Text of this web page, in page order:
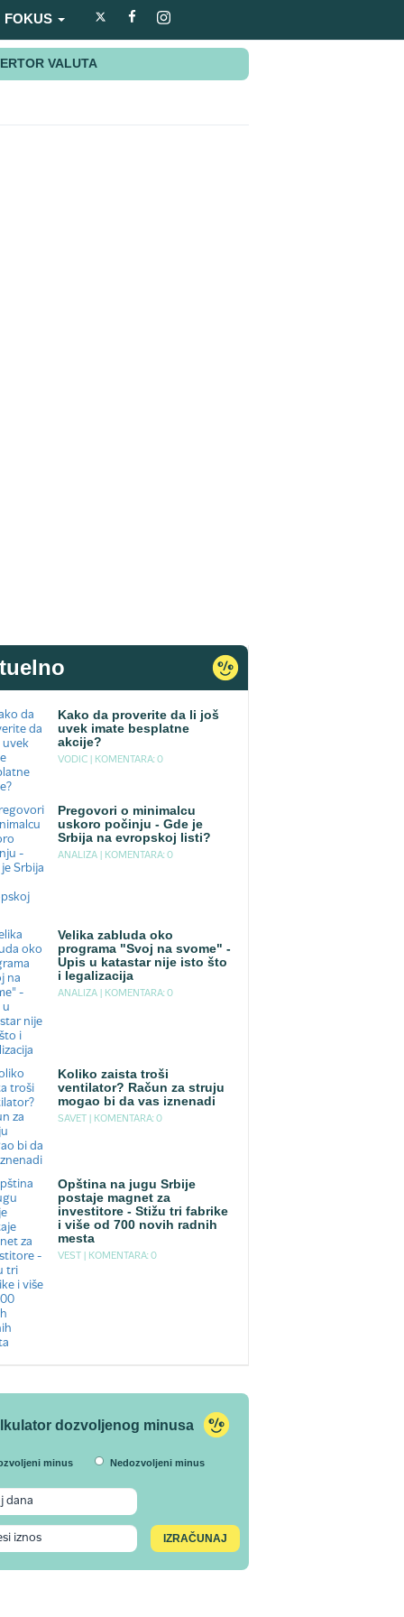
FOKUS
VALUTA
Kako da proverite da li još
uvek imate besplatne
akcije?
VODIC | KOMENTARA: 0
Pregovori o minimalcu
uskoro počinju - Gde je
Srbija na evropskoj listi?
ANALIZA | KOMENTARA: 0
Velika zabluda oko
programa "Svoj na svome" -
Upis u katastar nije isto što
i legalizacija
ANALIZA | KOMENTARA: 0
Koliko zaista troši
ventilator? Račun za struju
mogao bi da vas iznenadi
SAVET | KOMENTARA: 0
Opština na jugu Srbije
postaje magnet za
investitore - Stižu tri fabrike
i više od 700 novih radnih
mesta
VEST | KOMENTARA: 0
dozvoljenog minusa
minus Nedozvoljeni minus